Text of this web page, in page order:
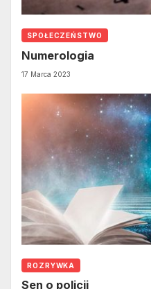
SPOŁECZEŃSTWO
Numerologia
17 Marca 2023
ROZRYWKA
Sen o policji